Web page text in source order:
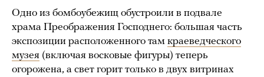
Одно из бомбоубежищ обустроили в подвале
храма Преображения Господнего: большая часть
экспозиции расположенного там краеведческого
музея (включая восковые фигуры) теперь
огорожена, а свет горит только в двух витринах